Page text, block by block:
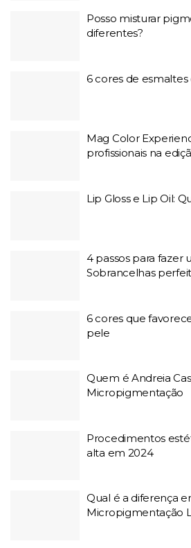
Posso misturar
diferentes?
6 cores de
Mag Color
profissionais na
Lip Gloss e Lip Oil:
4 passos para
Sobrancelhas
6 cores que
pele
Quem é Andreia
Micropigmentação
Procedimentos
alta em 2024
Qual é a diferença
Micropigmentação